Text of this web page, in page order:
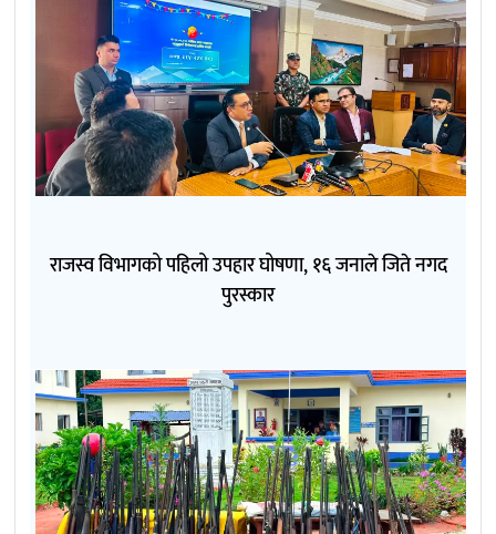
राजस्व विभागको पहिलो उपहार घोषणा, १६ जनाले जिते नगद
पुरस्कार